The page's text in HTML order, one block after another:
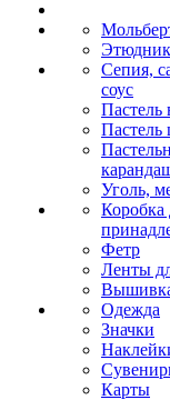
Сепия,
соус
Пастель
Пастель
Уголь,
Коробка
Фетр
Ленты
Одежда
Значки
Карты